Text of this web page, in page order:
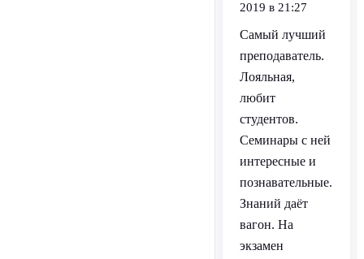
2019 в 21:27
Самый лучший
преподаватель.
Лояльная,
любит
студентов.
Семинары с ней
интересные и
познавательные.
Знаний даёт
вагон. На
экзамен